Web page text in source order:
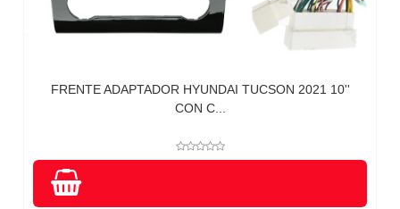
FRENTE ADAPTADOR HYUNDAI TUCSON 2021 10''
CON C...